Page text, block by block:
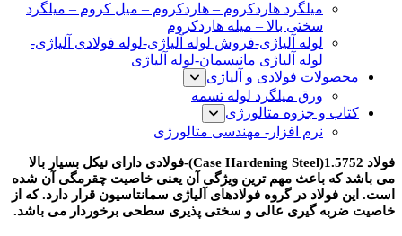
میلگرد هاردکروم – هاردکروم – میل کروم – میلگرد
سختی بالا – میله هاردکروم
لوله آلیاژی-فروش لوله آلیاژی-لوله فولادی آلیاژی-
لوله آلیاژی مانیسمان-لوله آلیاژی
محصولات فولادی و آلیاژی
ورق میلگرد لوله تسمه
کتاب و جزوه متالورژی
نرم افزار- مهندسی متالورژی
فولاد 1.5752(Case Hardening Steel)-فولادی دارای نیکل بسیار بالا
می باشد که باعث مهم ترین ویژگی آن یعنی خاصیت چقرمگی آن شده
است. این فولاد در گروه فولادهای آلیاژی سمانتاسیون قرار دارد. که از
خاصیت ضربه گیری عالی و سختی پذیری سطحی برخوردار می باشد.